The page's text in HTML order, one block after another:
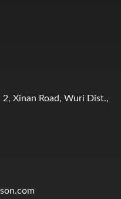
2, Xinan Road, Wuri Dist.,